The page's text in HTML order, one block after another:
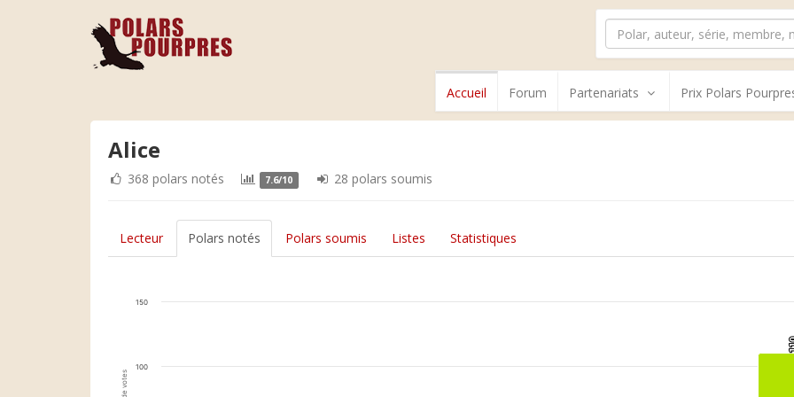
Accueil Forum Partenariats Prix Polars
Alice
368 polars notés 7.6/10 28 polars soumis
Lecteur Polars notés Polars soumis Listes Statistiques
100
150